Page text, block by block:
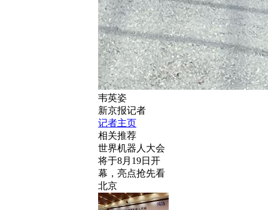
韦英姿
新京报记者
记者主页
相关推荐
世界机器人大会
将于8月19日开
幕，亮点抢先看
北京